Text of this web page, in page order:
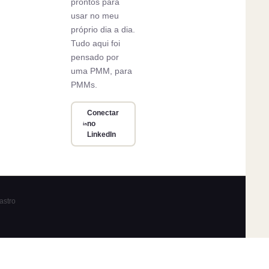
usar no meu
próprio dia a dia.
Tudo aqui foi
pensado por
uma PMM, para
PMMs.
Conectar
no
LinkedIn